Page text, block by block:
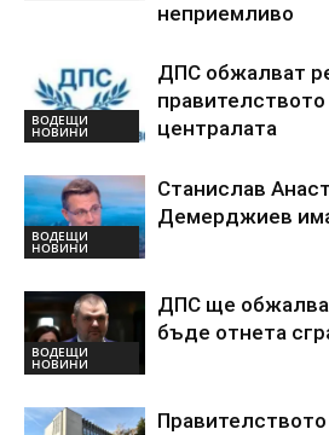
неприемливо
ВОДЕЩИ
НОВИНИ
ДПС обжалват
централата
ВОДЕЩИ
НОВИНИ
Станислав
Демерджиев
ВОДЕЩИ
НОВИНИ
ДПС ще
бъде отнета